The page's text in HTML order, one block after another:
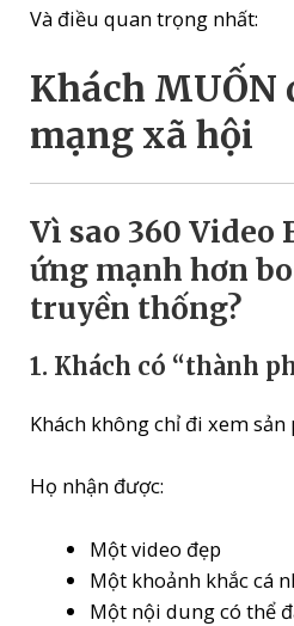
Và điều quan trọng nhất:
Khách MUỐN
mạng xã hội
Vì sao 360 Video
ứng mạnh hơn
truyền thống?
1. Khách có “thành
Khách không chỉ đi xem sản
Họ nhận được:
Một video đẹp
Một khoảnh khắc cá
Một nội dung có thể